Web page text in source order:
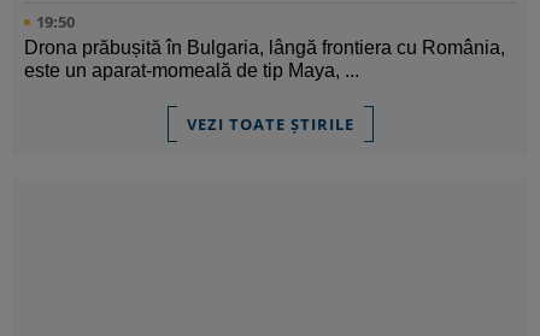
19:50
Drona prăbușită în Bulgaria, lângă frontiera cu România,
este un aparat-momeală de tip Maya, ...
VEZI TOATE ȘTIRILE